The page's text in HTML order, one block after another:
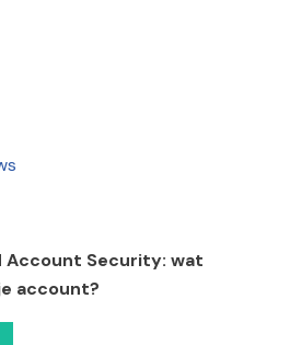
Account Security: wat
account?